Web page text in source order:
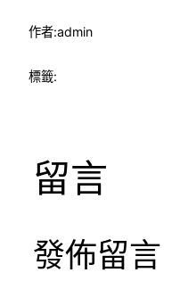
作者:admin
標籤:
留言
發佈留言